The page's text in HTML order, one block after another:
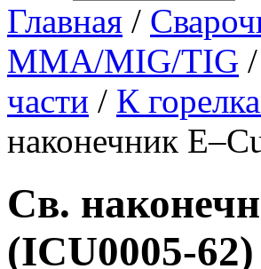
Главная /
MMA/MIG/TIG /
части / К
наконечник
Св.
(ICU0005-62)